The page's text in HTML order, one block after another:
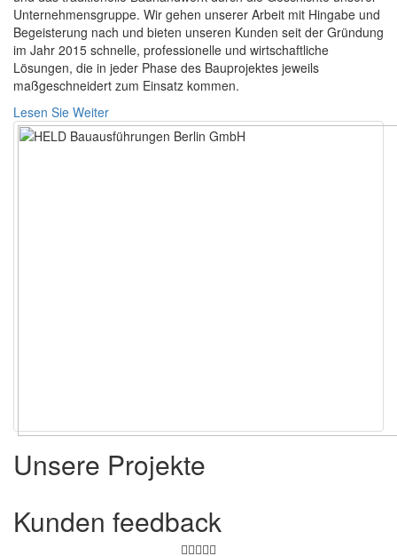
Unternehmensgruppe. Wir gehen unserer Arbeit mit Hingabe und
Begeisterung nach und bieten unseren Kunden seit der Gründung
im Jahr 2015 schnelle, professionelle und wirtschaftliche
Lösungen, die in jeder Phase des Bauprojektes jeweils
maßgeschneidert zum Einsatz kommen.
Lesen Sie Weiter
Unsere Projekte
Kunden feedback